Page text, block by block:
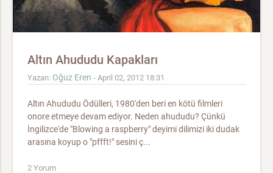
Altın Ahududu Kapakları
Yazan: Oğuz Eren - April 02, 2012 18:31
Altın Ahududu Ödülleri, 1980'den beri en kötü filmleri
onore etmeye devam ediyor. Neden ahududu? Çünkü
İngilizce'de "Blowing a raspberry" deyimi dilimizi iki dudak
arasına koyup o "pffft!" sesini ç...
2 Yorum